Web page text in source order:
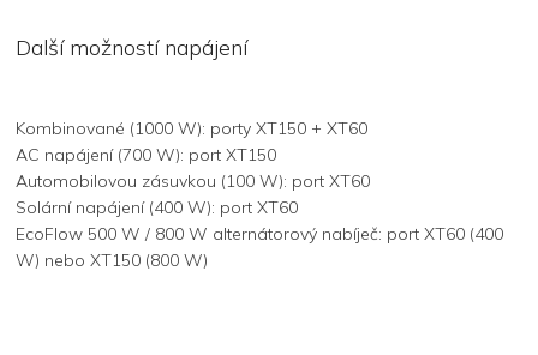
Další možností napájení
Kombinované (1000 W): porty XT150 + XT60
AC napájení (700 W): port XT150
Automobilovou zásuvkou (100 W): port XT60
Solární napájení (400 W): port XT60
EcoFlow 500 W / 800 W alternátorový nabíječ: port XT60 (400
W) nebo XT150 (800 W)